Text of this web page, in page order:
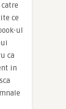
ce
ul
ca
in